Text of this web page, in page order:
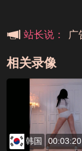
站长说： 广
相关录像
韩国 00:03:20